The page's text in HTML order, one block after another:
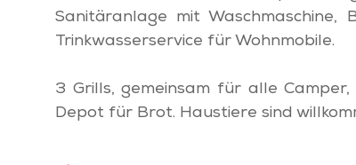
Sanitäranlage mit Waschmaschine,
Trinkwasserservice für Wohnmobile.
3 Grills, gemeinsam für alle
Depot für Brot. Haustiere sind